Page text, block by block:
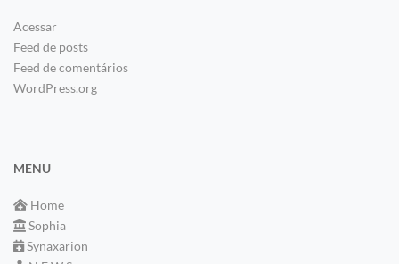
Acessar
Feed de posts
Feed de comentários
WordPress.org
MENU
Home
Sophia
Synaxarion